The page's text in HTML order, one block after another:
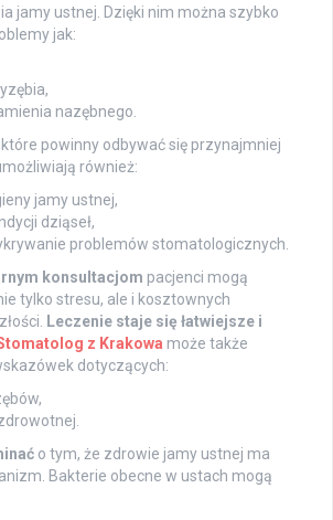
jamy ustnej. Dzięki nim można szybko
jak:
nazębnego.
które powinny odbywać się przynajmniej
również:
jamy ustnej,
dziąseł,
problemów stomatologicznych.
konsultacjom pacjenci mogą
tylko stresu, ale i kosztownych
Leczenie staje się łatwiejsze i
z Krakowa może także
dotyczących:
o tym, że zdrowie jamy ustnej ma
Bakterie obecne w ustach mogą